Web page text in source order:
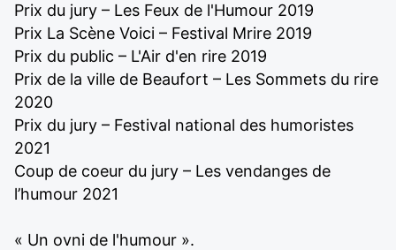
Prix du jury – Les Feux de l'Humour 2019
Prix La Scène Voici – Festival Mrire 2019
Prix du public – L'Air d'en rire 2019
Prix de la ville de Beaufort – Les Sommets du rire
2020
Prix du jury – Festival national des humoristes
2021
Coup de coeur du jury – Les vendanges de
l’humour 2021
« Un ovni de l'humour ».